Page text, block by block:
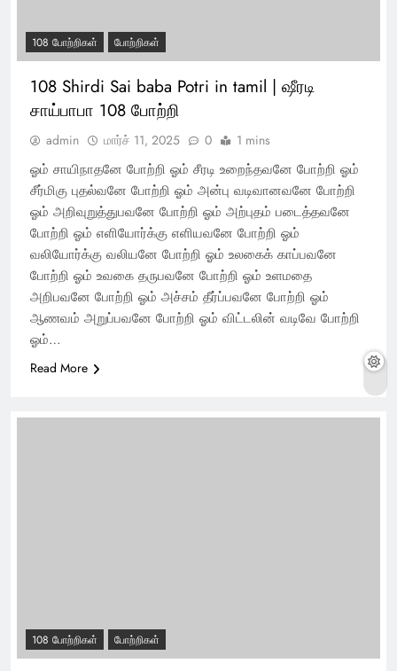
108 போற்றிகள் போற்றிகள்
108 Shirdi Sai baba Potri in tamil | ஷீரடி
சாய்பாபா 108 போற்றி
admin மார்ச் 11, 2025 0 1 mins
ஓம் சாயிநாதனே போற்றி ஓம் சீரடி உறைந்தவனே போற்றி ஓம்
சீர்மிகு புதல்வனே போற்றி ஓம் அன்பு வடிவானவனே போற்றி
ஓம் அறிவுறுத்துபவனே போற்றி ஓம் அற்புதம் படைத்தவனே
போற்றி ஓம் எளியோர்க்கு எளியவனே போற்றி ஓம்
வலியோர்க்கு வலியனே போற்றி ஓம் உலகைக் காப்பவனே
போற்றி ஓம் உவகை தருபவனே போற்றி ஓம் உளமதை
அறிபவனே போற்றி ஓம் அச்சம் தீர்ப்பவனே போற்றி ஓம்
ஆணவம் அறுப்பவனே போற்றி ஓம் விட்டலின் வடிவே போற்றி
ஓம்…
Read More
108 போற்றிகள் போற்றிகள்